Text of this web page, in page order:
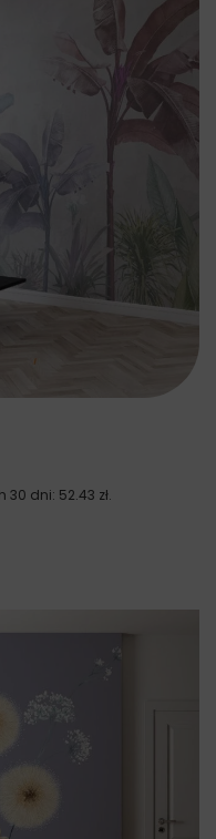
30 dni: 52.43 zł.